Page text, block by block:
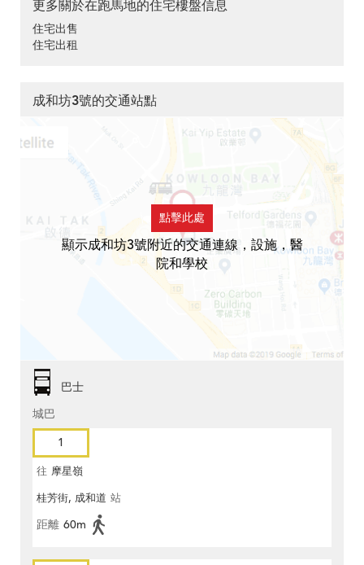
更多關於在跑馬地的住宅樓盤信息
住宅出售
住宅出租
成和坊3號的交通站點
點擊此處
顯示成和坊3號附近的交通連線，設施，醫
院和學校
巴士
城巴
1
往 摩星嶺
桂芳街, 成和道 站
距離 60m